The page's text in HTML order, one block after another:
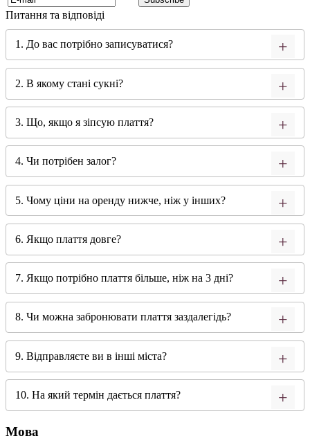
Питання та відповіді
1. До вас потрібно записуватися?
2. В якому стані сукні?
3. Що, якщо я зіпсую плаття?
4. Чи потрібен залог?
5. Чому ціни на оренду нижче, ніж у інших?
6. Якщо плаття довге?
7. Якщо потрібно плаття більше, ніж на 3 дні?
8. Чи можна забронювати плаття заздалегідь?
9. Відправляєте ви в інші міста?
10. На який термін дається плаття?
Мова